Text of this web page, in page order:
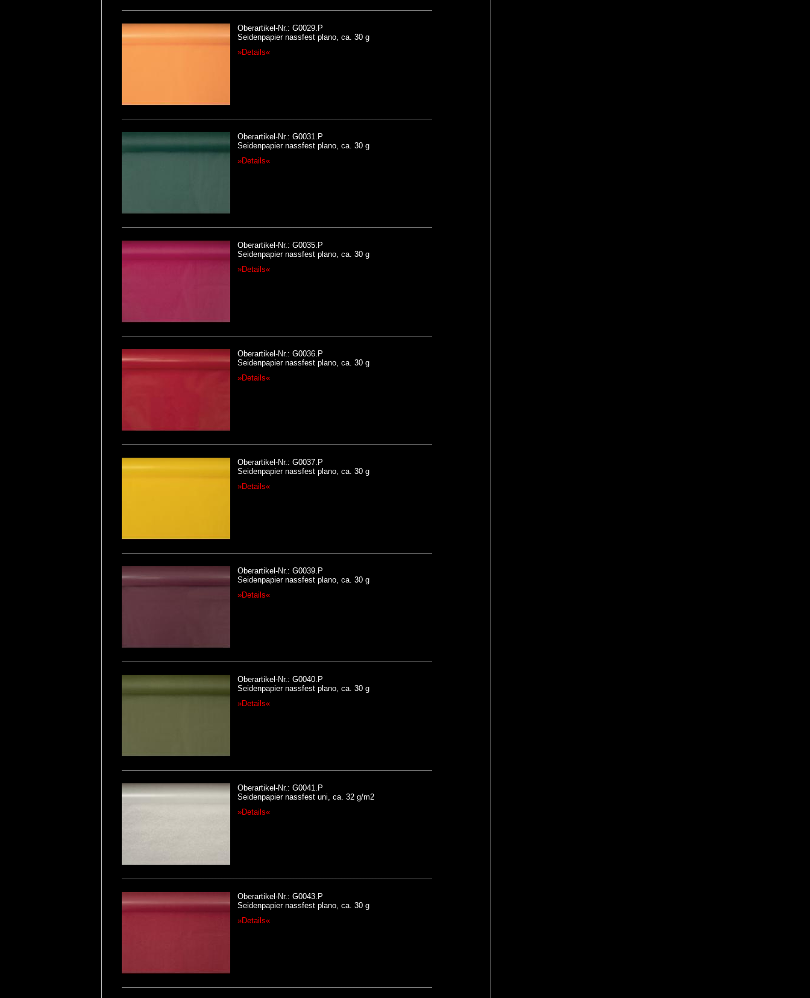
Oberartikel-Nr.: G0029.P
Seidenpapier nassfest plano, ca. 30 g
»Details«
Oberartikel-Nr.: G0031.P
Seidenpapier nassfest plano, ca. 30 g
»Details«
Oberartikel-Nr.: G0035.P
Seidenpapier nassfest plano, ca. 30 g
»Details«
Oberartikel-Nr.: G0036.P
Seidenpapier nassfest plano, ca. 30 g
»Details«
Oberartikel-Nr.: G0037.P
Seidenpapier nassfest plano, ca. 30 g
»Details«
Oberartikel-Nr.: G0039.P
Seidenpapier nassfest plano, ca. 30 g
»Details«
Oberartikel-Nr.: G0040.P
Seidenpapier nassfest plano, ca. 30 g
»Details«
Oberartikel-Nr.: G0041.P
Seidenpapier nassfest uni, ca. 32 g/m2
»Details«
Oberartikel-Nr.: G0043.P
Seidenpapier nassfest plano, ca. 30 g
»Details«